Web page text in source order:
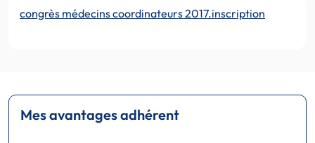
congrès médecins coordinateurs 2017.inscription
Mes avantages adhérent